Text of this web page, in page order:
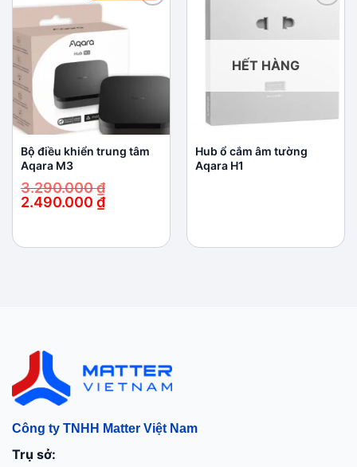
Bộ điều khiển trung tâm
Aqara M3
3.290.000₫
3.290.000 ₫.
2.490.000 ₫
là:
HẾT HÀNG
Hub ổ cắm âm tường
Aqara H1
Công ty TNHH Matter Việt Nam
Trụ sở: